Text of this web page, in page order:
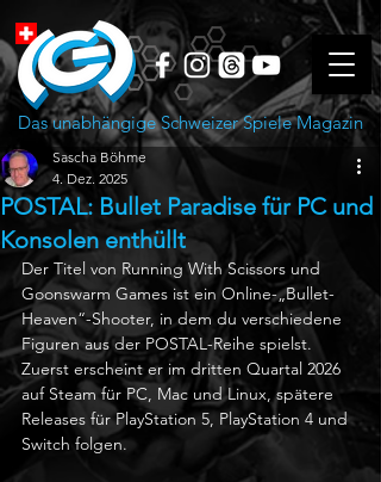
Das unabhängige Schweizer Spiele Magazin
POSTAL: Bullet Paradise für PC und
Konsolen enthüllt
Sascha Böhme
4. Dez. 2025
Der Titel von Running With Scissors und
Goonswarm Games ist ein Online-„Bullet-
Heaven“-Shooter, in dem du verschiedene
Figuren aus der POSTAL-Reihe spielst.
Zuerst erscheint er im dritten Quartal 2026
auf Steam für PC, Mac und Linux, spätere
Releases für PlayStation 5, PlayStation 4 und
Switch folgen.